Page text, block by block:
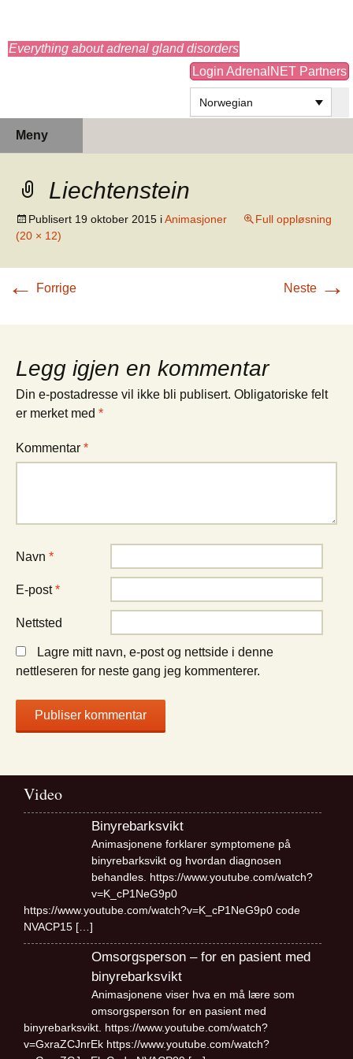
Everything about adrenal gland disorders
Login AdrenalNET Partners
Norwegian
Meny
Liechtenstein
Publisert 19 oktober 2015 iAnimasjoner
Full oppløsning
(20 × 12)
← Forrige Neste →
Legg igjen en kommentar
Din e-postadresse vil ikke bli publisert. Obligatoriske felt
er merket med *
Kommentar *
Navn *
E-post*
Nettsted
Lagre mitt navn, e-post og nettside i denne
nettleseren for neste gang jeg kommenterer.
Video
Binyrebarksvikt
Animasjonene forklarer symptomene på
binyrebarksvikt og hvordan diagnosen
behandles. https://www.youtube.com/watch?
v=K_cP1NeG9p0
https://www.youtube.com/watch?v=K_cP1NeG9p0 code
NVACP15 […]
Omsorgsperson – for en pasient med
binyrebarksvikt
Animasjonene viser hva en må lære som
omsorgsperson for en pasient med
binyrebarksvikt. https://www.youtube.com/watch?
v=GxraZCJnrEk https://www.youtube.com/watch?